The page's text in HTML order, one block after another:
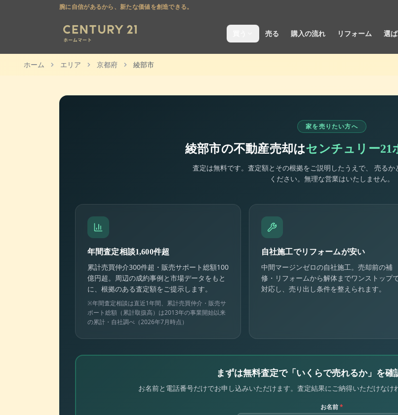
腕に自信があるから、新たな価値を創造できる。
売る 購入の流れ リフォーム 選
ホーム エリア 京都府 綾部市
家を売りたい方へ
綾部市の不動産売却はセンチュリー21
査定は無料です。査定額とその根拠をご説明したうえで、 売る
ください。無理な営業はいたしません。
年間査定相談1,600件超
累計売買仲介300件超・販売サポート総額100
億円超。周辺の成約事例と市場データをもと
に、根拠のある査定額をご提示します。
※年間査定相談は直近1年間、累計売買仲介・販売サ
ポート総額（累計取扱高）は2013年の事業開始以来
の累計・自社調べ（2026年7月時点）
自社施工でリフォームが安い
中間マージンゼロの自社施工。売却前の補
修・リフォームから解体までワンストップ
対応し、売り出し条件を整えられます。
まずは無料査定で「いくらで売れるか」を確
お名前と電話番号だけでお申し込みいただけます。査定結果にご納得いただけなけ
お名前*